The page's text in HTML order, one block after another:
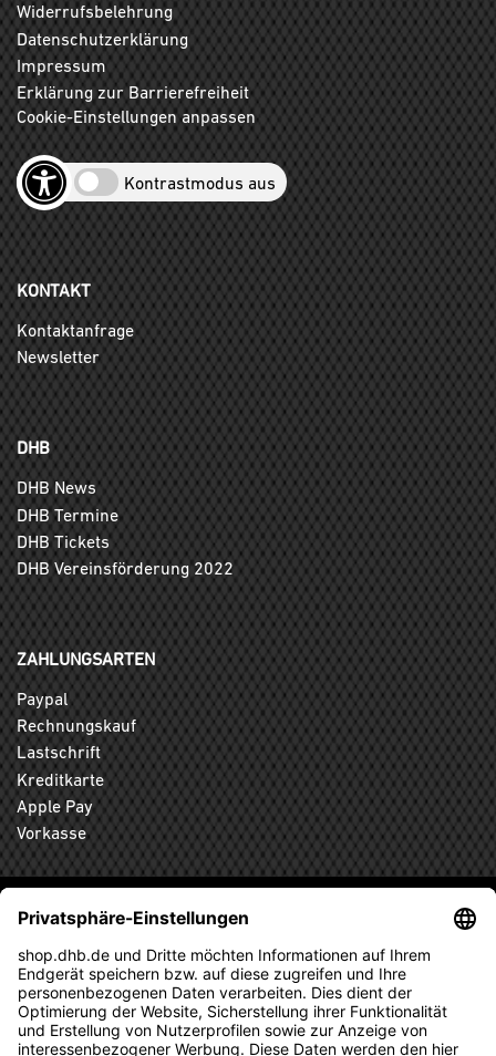
Widerrufsbelehrung
Datenschutzerklärung
Impressum
Erklärung zur Barrierefreiheit
Cookie-Einstellungen anpassen
Kontrastmodus aus
KONTAKT
Kontaktanfrage
Newsletter
DHB
DHB News
DHB Termine
DHB Tickets
DHB Vereinsförderung 2022
ZAHLUNGSARTEN
Paypal
Rechnungskauf
Lastschrift
Kreditkarte
Apple Pay
Vorkasse
ABONNIEREN SIE DEN KOSTENLOSEN DHB-FANSHOP
NEWSLETTER UND VERPASSEN SIE KEINE NEUIGKEIT ODER
AKTION MEHR.
ANMELDEN